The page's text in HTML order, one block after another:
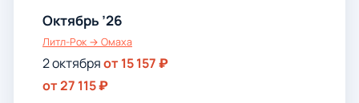
Октябрь ’26
Литл-Рок → Омаха
2 октябряот 15 157 ₽
от 27 115 ₽